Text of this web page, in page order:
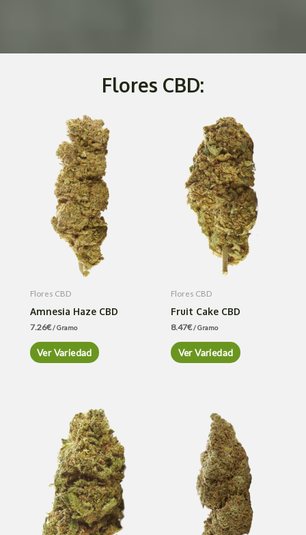
Flores CBD:
Flores CBD
Amnesia Haze CBD
7.26€/ Gramo
Ver Variedad
Flores CBD
Fruit Cake CBD
8.47€/ Gramo
Ver Variedad